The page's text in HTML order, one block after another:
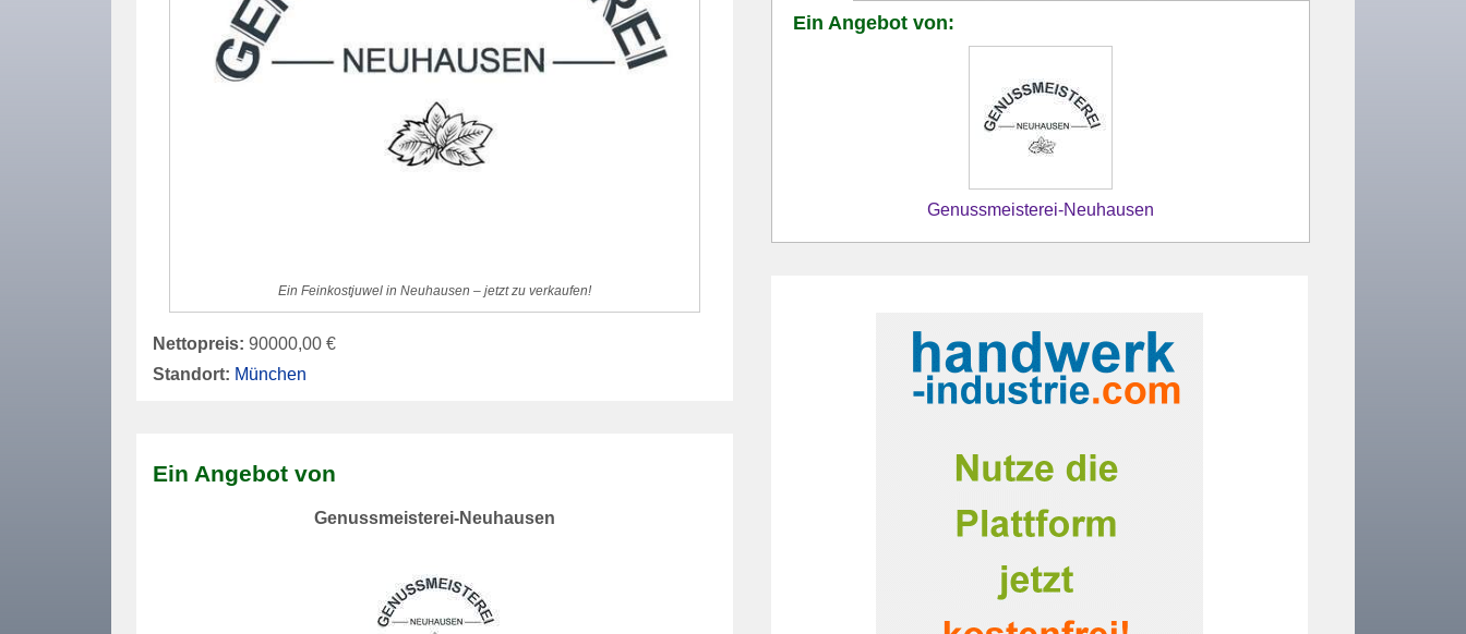
Ein Feinkostjuwel in Neuhausen – jetzt zu verkaufen!
Nettopreis: 90000,00 €
Standort: München
Ein Angebot von
Genussmeisterei-Neuhausen
Ein Angebot von:
Genussmeisterei-Neuhausen